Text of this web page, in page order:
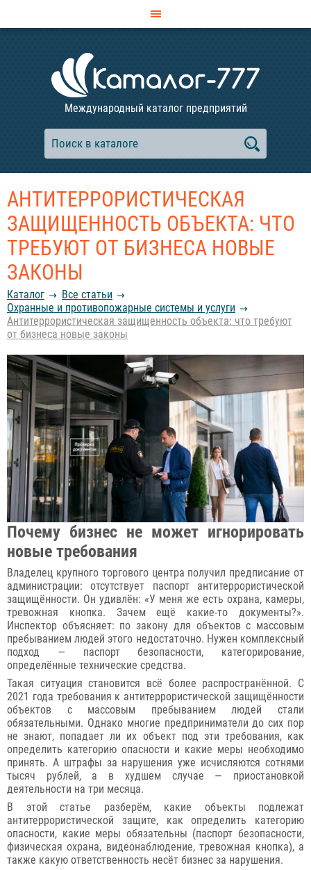
Международный каталог предприятий
АНТИТЕРРОРИСТИЧЕСКАЯ
ЗАЩИЩЕННОСТЬ ОБЪЕКТА: ЧТО
ТРЕБУЮТ ОТ БИЗНЕСА НОВЫЕ
ЗАКОНЫ
Каталог
Все статьи
Охранные и противопожарные системы и услуги
Антитеррористическая защищенность объекта: что требуют
от бизнеса новые законы
Почему бизнес не может игнорировать
новые требования
Владелец крупного торгового центра получил предписание от
администрации: отсутствует паспорт антитеррористической
защищённости. Он удивлён: «У меня же есть охрана, камеры,
тревожная кнопка. Зачем ещё какие-то документы?».
Инспектор объясняет: по закону для объектов с массовым
пребыванием людей этого недостаточно. Нужен комплексный
подход — паспорт безопасности, категорирование,
определённые технические средства.
Такая ситуация становится всё более распространённой. С
2021 года требования к антитеррористической защищённости
объектов с массовым пребыванием людей стали
обязательными. Однако многие предприниматели до сих пор
не знают, попадает ли их объект под эти требования, как
определить категорию опасности и какие меры необходимо
принять. А штрафы за нарушения уже исчисляются сотнями
тысяч рублей, а в худшем случае — приостановкой
деятельности на три месяца.
В этой статье разберём, какие объекты подлежат
антитеррористической защите, как определить категорию
опасности, какие меры обязательны (паспорт безопасности,
физическая охрана, видеонаблюдение, тревожная кнопка), а
также какую ответственность несёт бизнес за нарушения.